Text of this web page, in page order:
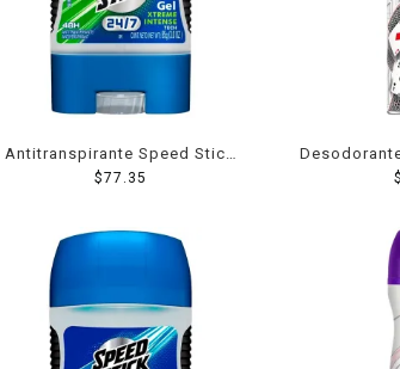
Antitranspirante Speed Stick
24/7 xtreme intense en gel
$77.35
aerosol
$